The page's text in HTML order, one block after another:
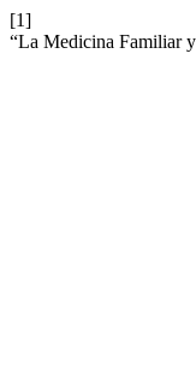
[1]
“La Medicina Familiar